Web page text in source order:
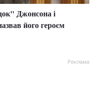
Джонсона і
його героєм
Реклама